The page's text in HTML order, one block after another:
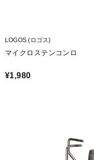
LOGOS (ロゴス)
マイクロステンコンロ
¥1,980